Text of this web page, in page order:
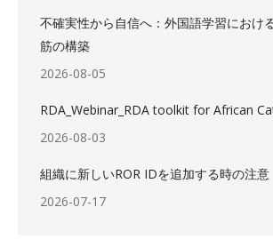
不確実性から自信へ：外国語学習におけ
筋の構築
2026-08-05
RDA_Webinar_RDA toolkit for African
2026-08-03
組織に新しいROR IDを追加する時の注意
2026-07-17